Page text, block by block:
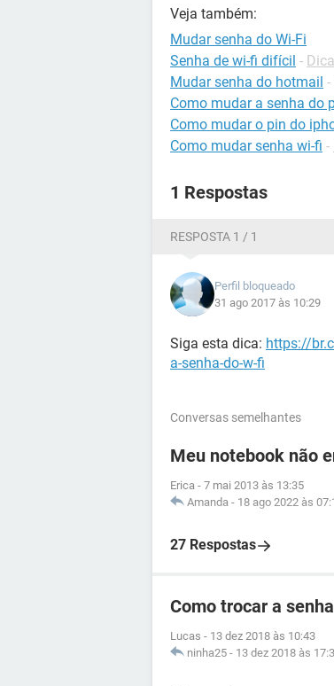
Veja também:
Mudar senha do Wi-Fi
Senha de wi-fi difícil -
Mudar senha do hotmail -
Como mudar a senha do
Como mudar o pin do
Como mudar senha wi-fi -
1 Respostas
RESPOSTA 1 / 1
Perfil bloqueado
31 ago 2017 às 10:29
Siga esta dica: https://
a-senha-do-w-fi
Conversas semelhantes
Meu notebook não
Erica - 7 mai 2013 às 13:35
Amanda - 18 ago 2022 às
27 Respostas
Como trocar a
Lucas - 13 dez 2018 às 10:43
ninha25 - 13 dez 2018 às